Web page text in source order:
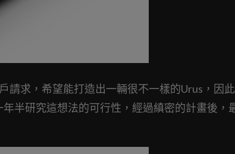
請求，希望能打造出一輛很不一樣的Urus，因
半研究這想法的可行性，經過縝密的計畫後，